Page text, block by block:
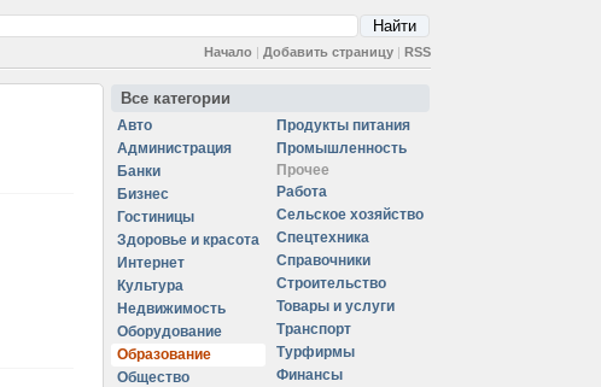
Начало | Добавить страницу | RSS
Все категории
Авто
Администрация
Банки
Бизнес
Гостиницы
Здоровье и красота
Интернет
Культура
Недвижимость
Оборудование
Образование
Общество
Продукты питания
Промышленность
Прочее
Работа
Сельское хозяйство
Спецтехника
Справочники
Строительство
Товары и услуги
Транспорт
Турфирмы
Финансы